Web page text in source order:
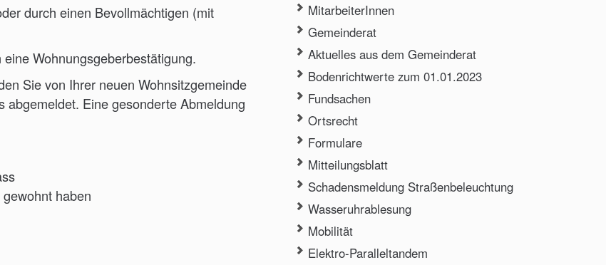
durch einen Bevollmächtigen (mit
Wohnungsgeberbestätigung.
Sie von Ihrer neuen Wohnsitzgemeinde
Eine gesonderte Abmeldung
haben
MitarbeiterInnen
Gemeinderat
Aktuelles aus dem Gemeinderat
Bodenrichtwerte zum 01.01.2023
Fundsachen
Ortsrecht
Formulare
Mitteilungsblatt
Schadensmeldung Straßenbeleuchtung
Wasseruhrablesung
Mobilität
Elektro-Paralleltandem